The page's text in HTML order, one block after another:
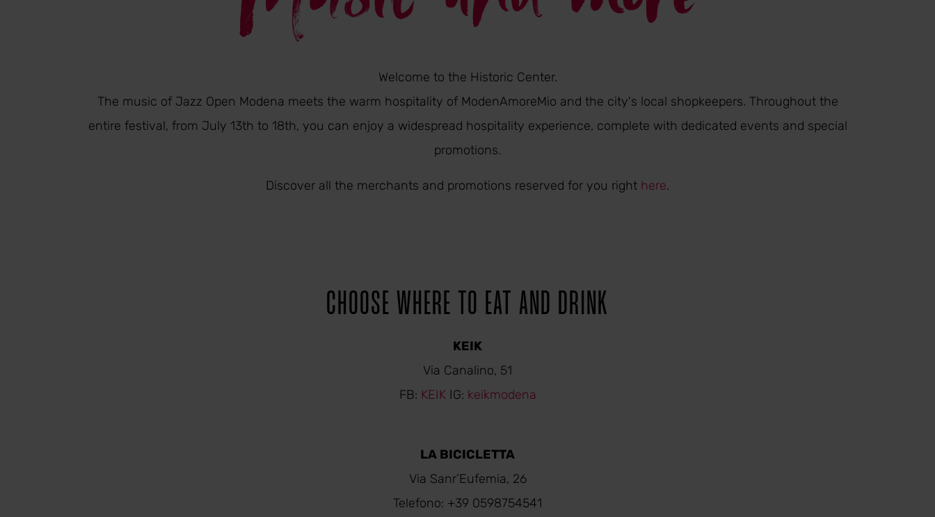
Welcome to the Historic Center.
The music of Jazz Open Modena meets the warm hospitality of ModenAmoreMio and the city's local shopkeepers. Throughout the
entire festival, from July 13th to 18th, you can enjoy a widespread hospitality experience, complete with dedicated events and special
promotions.
Discover all the merchants and promotions reserved for you right here.
CHOOSE WHERE TO EAT AND DRINK
KEIK
Via Canalino, 51
FB: KEIKIG: keikmodena
LA BICICLETTA
Via Sanr’Eufemia, 26
Telefono: +39 0598754541